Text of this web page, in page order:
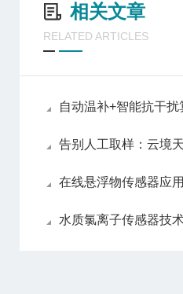
相关文章
RELATED ARTICLES
自动温补+智能抗干扰算法！云境天合水质在线ph传
告别人工取样：云境天合在线污泥浓度计实
在线悬浮物传感器应用于：污水处理、工业废水、地表
水质氯离子传感器技术参数：测量范围为0-